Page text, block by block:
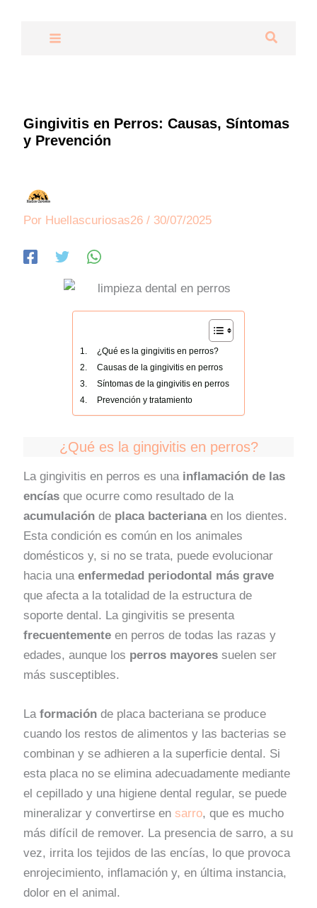
Buscar
Gingivitis en Perros: Causas, Síntomas
y Prevención
Por Huellascuriosas26/ 30/07/2025
¿Qué es la gingivitis en perros?
Causas de la gingivitis en perros
Síntomas de la gingivitis en perros
Prevención y tratamiento
¿Qué es la gingivitis en perros?
La gingivitis en perros es una inflamación de las
encías que ocurre como resultado de la
acumulaciónde placa bacterianaen los dientes.
Esta condición es común en los animales
domésticos y, si no se trata, puede evolucionar
hacia una enfermedad periodontal más grave
que afecta a la totalidad de la estructura de
soporte dental. La gingivitis se presenta
frecuentementeen perros de todas las razas y
edades, aunque los perros mayores suelen ser
más susceptibles.
Laformaciónde placa bacteriana se produce
cuando los restos de alimentos y las bacterias se
combinan y se adhieren a la superficie dental. Si
esta placa no se elimina adecuadamente mediante
el cepillado y una higiene dental regular, se puede
mineralizar y convertirse en sarro, que es mucho
más difícil de remover. La presencia de sarro, a su
vez, irrita los tejidos de las encías, lo que provoca
enrojecimiento, inflamación y, en última instancia,
dolor en el animal.